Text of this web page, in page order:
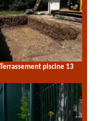
Terrassement piscine 13